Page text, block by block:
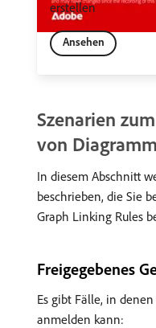
erstellen
Ansehen
Szenarien
von
In diesem Abschnitt
beschrieben, die Sie
Graph Linking Rules
Freigegebenes
Es gibt Fälle, in
anmelden kann: